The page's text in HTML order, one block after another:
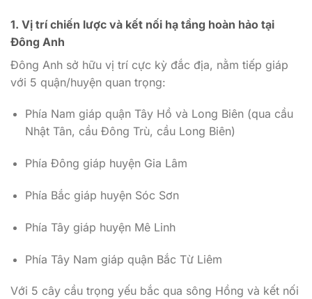
1. Vị trí chiến lược và kết nối hạ tầng hoàn hảo tại
Đông Anh
Đông Anh sở hữu vị trí cực kỳ đắc địa, nằm tiếp giáp
với 5 quận/huyện quan trọng:
Phía Nam giáp quận Tây Hồ và Long Biên (qua cầu
Nhật Tân, cầu Đông Trù, cầu Long Biên)
Phía Đông giáp huyện Gia Lâm
Phía Bắc giáp huyện Sóc Sơn
Phía Tây giáp huyện Mê Linh
Phía Tây Nam giáp quận Bắc Từ Liêm
Với 5 cây cầu trọng yếu bắc qua sông Hồng và kết nối